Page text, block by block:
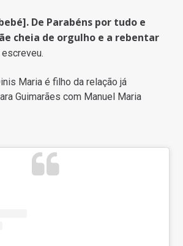
De Parabéns por tudo e
cheia de orgulho e a rebentar
escreveu.
Maria é filho da relação já
Guimarães com Manuel Maria